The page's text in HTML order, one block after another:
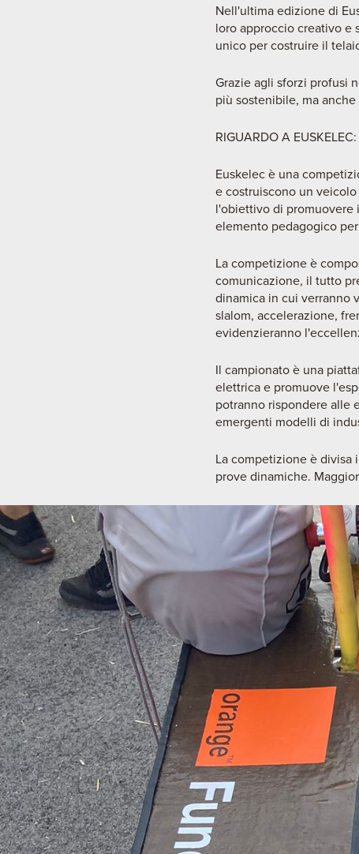
Nell'ultima edizione di
loro approccio creativo e
unico per costruire il
Grazie agli sforzi profusi
più sostenibile, ma
RIGUARDO A EUSKELEC:
Euskelec è una
e costruiscono un
l'obiettivo di promuovere
elemento pedagogico
La competizione è
comunicazione, il tutto
dinamica in cui verranno
slalom, accelerazione,
evidenzieranno
Il campionato è una
elettrica e promuove
potranno rispondere alle
emergenti modelli di
La competizione è divisa
prove dinamiche.